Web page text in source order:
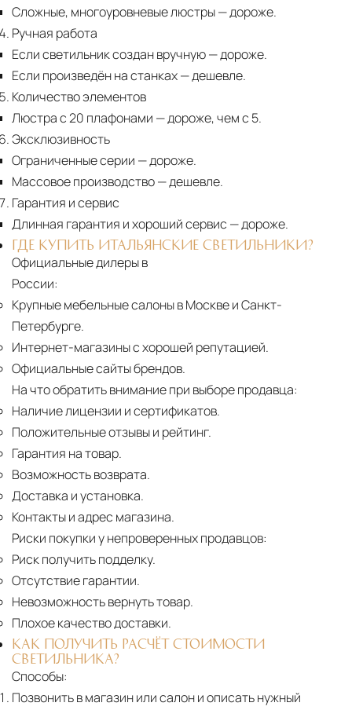
Сложные, многоуровневые люстры— дороже.
Ручная работа
Если светильник создан вручную— дороже.
Если произведён на станках— дешевле.
Количество элементов
Люстра с 20 плафонами — дороже, чем с 5.
Эксклюзивность
Ограниченные серии — дороже.
Массовое производство— дешевле.
Гарантия и сервис
Длинная гарантия и хороший сервис — дороже.
ГДЕ КУПИТЬ ИТАЛЬЯНСКИЕ СВЕТИЛЬНИКИ?
Официальные дилеры в
России:
Крупные мебельные салоны в Москве и Санкт-
Петербурге.
Интернет-магазины с хорошей репутацией.
Официальные сайты брендов.
На что обратить внимание при выборе продавца:
Наличие лицензии и сертификатов.
Положительные отзывы и рейтинг.
Гарантия на товар.
Возможность возврата.
Доставка и установка.
Контакты и адрес магазина.
Риски покупки у непроверенных продавцов:
Риск получить подделку.
Отсутствие гарантии.
Невозможность вернуть товар.
Плохое качество доставки.
КАК ПОЛУЧИТЬ РАСЧЁТ СТОИМОСТИ
СВЕТИЛЬНИКА?
Способы:
Позвонить в магазин или салон и описать нужный